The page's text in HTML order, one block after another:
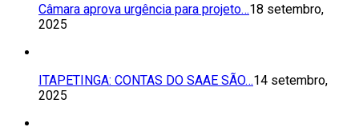
Câmara aprova urgência para projeto…18 setembro,
2025
ITAPETINGA: CONTAS DO SAAE SÃO…14 setembro,
2025